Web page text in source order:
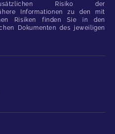
Risiko der
Informationen zu den mit
Risiken finden Sie in den
Dokumenten des jeweiligen